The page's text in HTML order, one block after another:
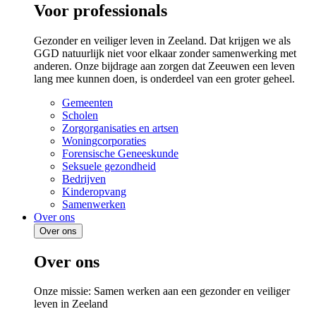
Voor professionals
Gezonder en veiliger leven in Zeeland. Dat krijgen we als
GGD natuurlijk niet voor elkaar zonder samenwerking met
anderen. Onze bijdrage aan zorgen dat Zeeuwen een leven
lang mee kunnen doen, is onderdeel van een groter geheel.
Gemeenten
Scholen
Zorgorganisaties en artsen
Woningcorporaties
Forensische Geneeskunde
Seksuele gezondheid
Bedrijven
Kinderopvang
Samenwerken
Over ons
Over ons
Over ons
Onze missie: Samen werken aan een gezonder en veiliger
leven in Zeeland